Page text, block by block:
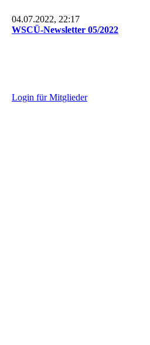
04.07.2022, 22:17
WSCÜ-Newsletter 05/2022
Login für Mitglieder